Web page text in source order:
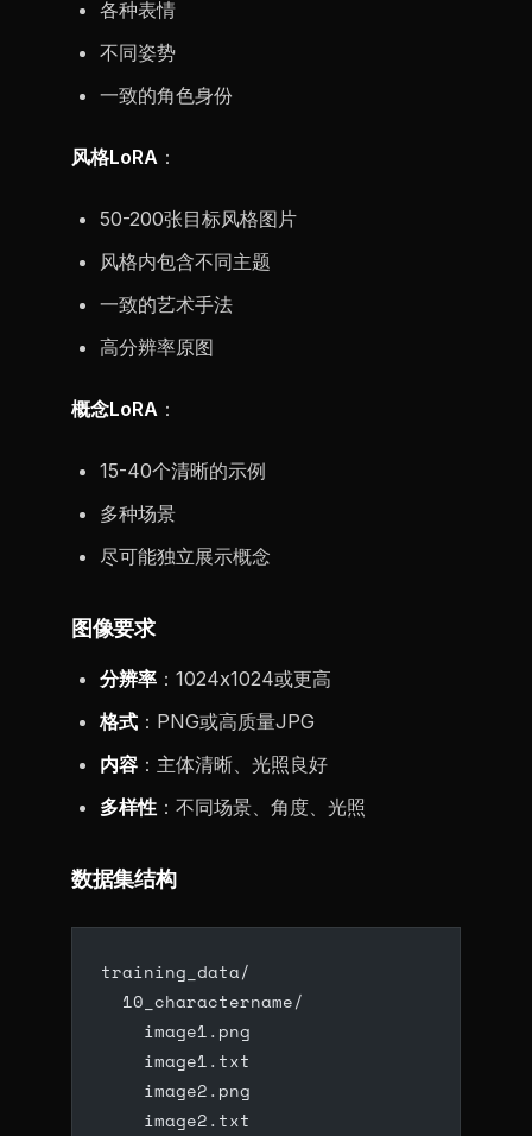
各种表情
不同姿势
一致的角色身份
风格LoRA ：
50-200张目标风格图片
风格内包含不同主题
一致的艺术手法
高分辨率原图
概念LoRA ：
15-40个清晰的示例
多种场景
尽可能独立展示概念
图像要求
分辨率 ：1024x1024或更高
格式 ：PNG或高质量JPG
内容 ：主体清晰、光照良好
多样性 ：不同场景、角度、光照
数据集结构
training_data/
  10_charactername/
    image1.png
    image1.txt
    image2.png
    image2.txt